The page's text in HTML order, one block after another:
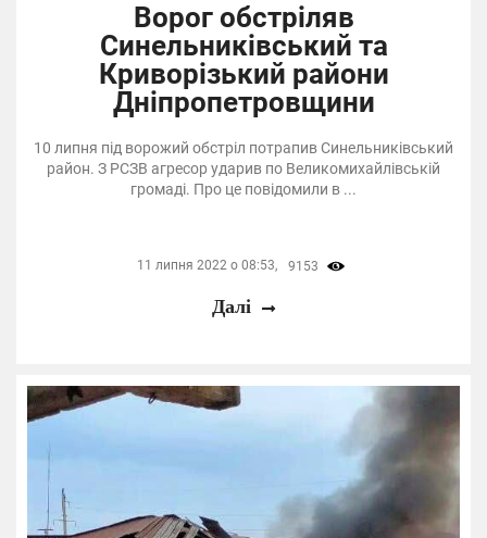
Ворог обстріляв
Синельниківський та
Криворізький райони
Дніпропетровщини
10 липня під ворожий обстріл потрапив Синельниківський
район. З РСЗВ агресор ударив по Великомихайлівській
громаді. Про це повідомили в ...
11 липня 2022 о 08:53, 9153
Далі